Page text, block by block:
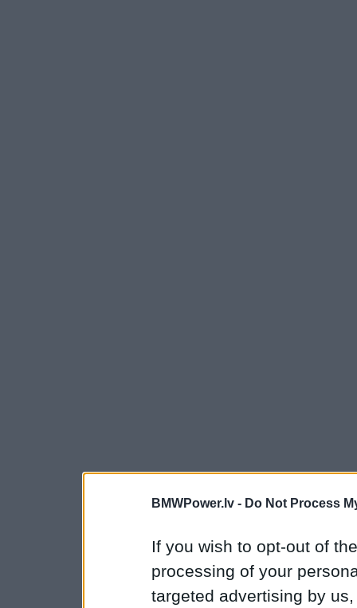
BMWPower.lv - Do Not Process
If you wish to opt-out of
processing of your
targeted advertising by